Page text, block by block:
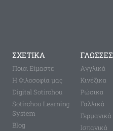
ΣΧΕΤΙΚΑ
Ποιοι Είμαστε
Η Φιλοσοφία μας
Digital Sotirchou
Sotirchou Learning
System
Blog
ΓΛΩΣΣΕΣ
Aγγλικά
Κινέζικα
Ρώσικα
Γαλλικά
Γερμανικά
Ισπανικά